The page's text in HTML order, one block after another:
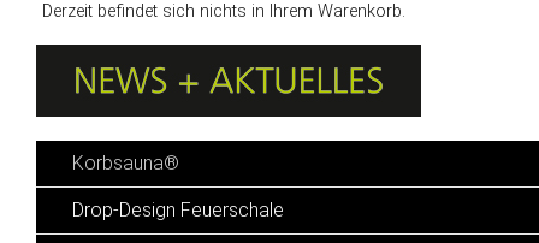
Derzeit befindet sich nichts in Ihrem Warenkorb.
Korbsauna®
Drop-Design Feuerschale